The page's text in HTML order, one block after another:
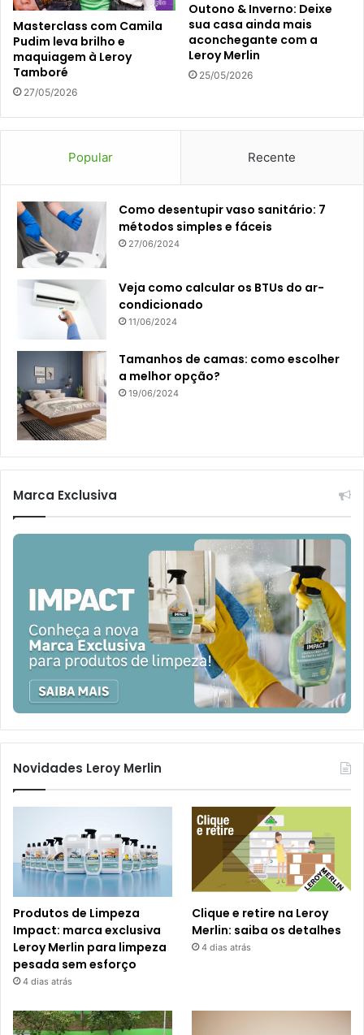
Masterclass com Camila
Pudim leva brilho e
maquiagem à Leroy
Tamboré
27/05/2026
Outono & Inverno: Deixe
sua casa ainda mais
aconchegante com a
Leroy Merlin
25/05/2026
Popular Recente
Como desentupir vaso sanitário: 7
métodos simples e fáceis
27/06/2024
Veja como calcular os BTUs do ar-
condicionado
11/06/2024
Tamanhos de camas: como escolher
a melhor opção?
19/06/2024
Marca Exclusiva
Novidades Leroy Merlin
Produtos de Limpeza
Impact: marca exclusiva
Leroy Merlin para limpeza
pesada sem esforço
4 dias atrás
Clique e retire na Leroy
Merlin: saiba os detalhes
4 dias atrás